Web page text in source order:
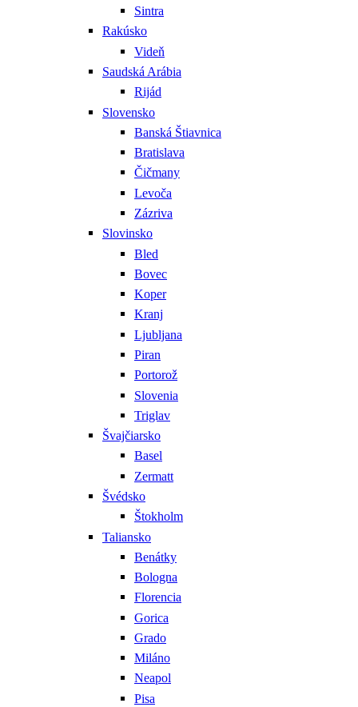
Sintra
Rakúsko
Videň
Saudská Arábia
Rijád
Slovensko
Banská Štiavnica
Bratislava
Čičmany
Levoča
Zázriva
Slovinsko
Bled
Bovec
Koper
Kranj
Ljubljana
Piran
Portorož
Slovenia
Triglav
Švajčiarsko
Basel
Zermatt
Švédsko
Štokholm
Taliansko
Benátky
Bologna
Florencia
Gorica
Grado
Miláno
Neapol
Pisa